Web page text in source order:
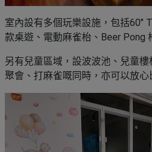
室內設有多個玩樂設施，包括60"
款桌遊、電動麻雀枱、Beer Pong
另有兒童區域，設波波池、兒童
聚會、打麻雀嘅同時，亦可以放心